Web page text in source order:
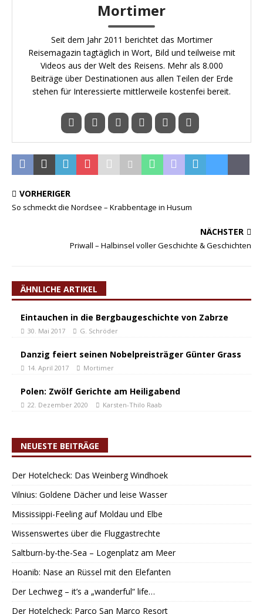
Mortimer
Seit dem Jahr 2011 berichtet das Mortimer
Reisemagazin tagtäglich in Wort, Bild und teilweise mit
Videos aus der Welt des Reisens. Mehr als 8.000
Beiträge über Destinationen aus allen Teilen der Erde
stehen für Interessierte mittlerweile kostenfei bereit.
VORHERIGER
So schmeckt die Nordsee – Krabbentage in Husum
NÄCHSTER
Priwall – Halbinsel voller Geschichte & Geschichten
ÄHNLICHE ARTIKEL
Eintauchen in die Bergbaugeschichte von Zabrze
30. Mai 2017 G. Schröder
Danzig feiert seinen Nobelpreisträger Günter Grass
14. April 2017 Mortimer
Polen: Zwölf Gerichte am Heiligabend
22. Dezember 2020 Karsten-Thilo Raab
NEUESTE BEITRÄGE
Der Hotelcheck: Das Weinberg Windhoek
Vilnius: Goldene Dächer und leise Wasser
Mississippi-Feeling auf Moldau und Elbe
Wissenswertes über die Fluggastrechte
Saltburn-by-the-Sea – Logenplatz am Meer
Hoanib: Nase an Rüssel mit den Elefanten
Der Lechweg – it’s a „wanderful“ life…
Der Hotelcheck: Parco San Marco Resort